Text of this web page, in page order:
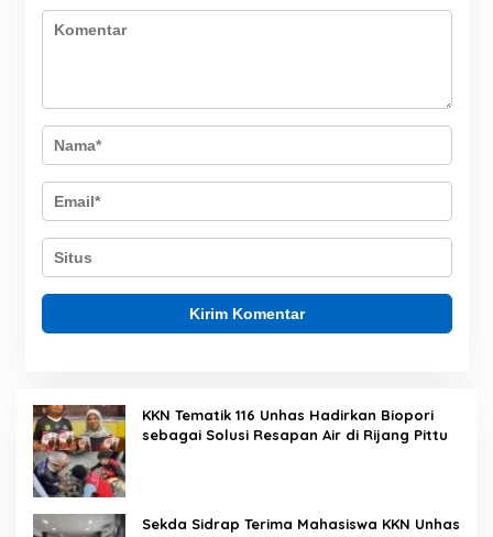
KKN Tematik 116 Unhas Hadirkan Biopori
sebagai Solusi Resapan Air di Rijang Pittu
Sekda Sidrap Terima Mahasiswa KKN Unhas